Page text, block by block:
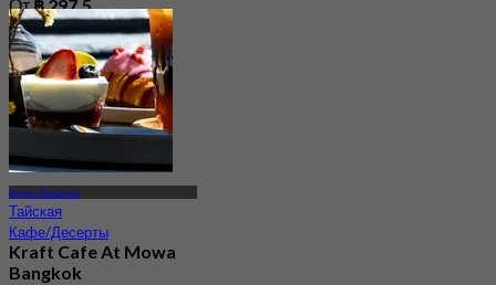
От฿ 297.5
Арун Амарин
Тайская
Кафе/Десерты
Kraft Cafe At Mowa
Bangkok